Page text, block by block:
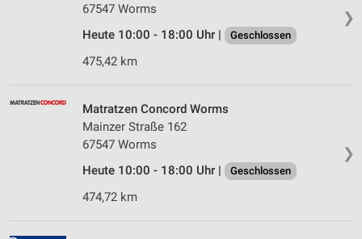
❯
67547 Worms
Heute 10:00 - 18:00 Uhr |
Geschlossen
475,42 km
❯
Matratzen Concord Worms
Mainzer Straße 162
67547 Worms
Heute 10:00 - 18:00 Uhr |
Geschlossen
474,72 km